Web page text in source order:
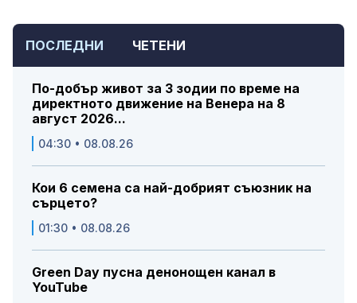
ПОСЛЕДНИ ЧЕТЕНИ
По-добър живот за 3 зодии по време на
директното движение на Венера на 8
август 2026...
04:30 • 08.08.26
Кои 6 семена са най-добрият съюзник на
сърцето?
01:30 • 08.08.26
Green Day пусна денонощен канал в
YouTube